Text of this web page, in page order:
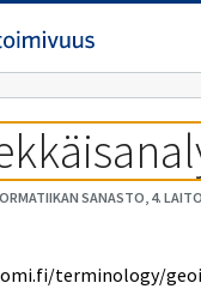
SANASTO, 4.
terminology/